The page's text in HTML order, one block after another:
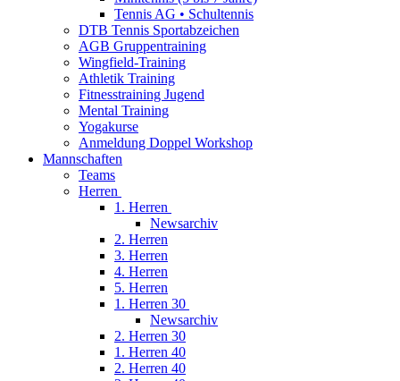
Tennis AG • Schultennis
DTB Tennis Sportabzeichen
AGB Gruppentraining
Wingfield-Training
Athletik Training
Fitnesstraining Jugend
Mental Training
Yogakurse
Anmeldung Doppel Workshop
Mannschaften
Teams
Herren
1. Herren
Newsarchiv
2. Herren
3. Herren
4. Herren
5. Herren
1. Herren 30
Newsarchiv
2. Herren 30
1. Herren 40
2. Herren 40